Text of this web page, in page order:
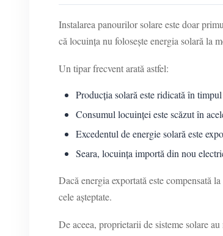
Instalarea panourilor solare este doar
că locuința nu folosește energia solară la
Un tipar frecvent arată astfel:
Producția solară este ridicată în
Consumul locuinței este scăzut în
Excedentul de energie solară este
Seara, locuința importă din nou
Dacă energia exportată este compensată
cele așteptate.
De aceea, proprietarii de sisteme solare